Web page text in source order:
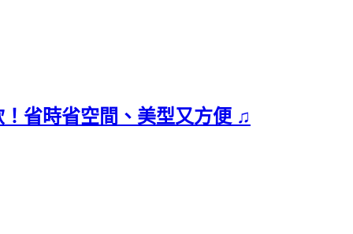
省時省空間、美型又方便 ♫